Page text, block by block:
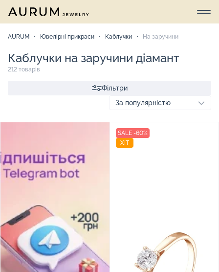
AURUM Ювелірні прикраси Каблучки На заручини
Каблучки на заручини діамант
212 товарів
Фільтри
SALE -60%
ХІТ